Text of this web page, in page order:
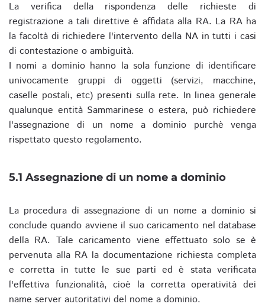
La verifica della rispondenza delle richieste di
registrazione a tali direttive è affidata alla RA. La RA ha
la facoltà di richiedere l'intervento della NA in tutti i casi
di contestazione o ambiguità.
I nomi a dominio hanno la sola funzione di identificare
univocamente gruppi di oggetti (servizi, macchine,
caselle postali, etc) presenti sulla rete. In linea generale
qualunque entità Sammarinese o estera, può richiedere
l'assegnazione di un nome a dominio purchè venga
rispettato questo regolamento.
5.1 Assegnazione di un nome a dominio
La procedura di assegnazione di un nome a dominio si
conclude quando avviene il suo caricamento nel database
della RA. Tale caricamento viene effettuato solo se è
pervenuta alla RA la documentazione richiesta completa
e corretta in tutte le sue parti ed è stata verificata
l'effettiva funzionalità, cioè la corretta operatività dei
name server autoritativi del nome a dominio.